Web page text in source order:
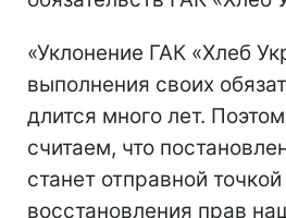
«Уклонение ГАК «Хлеб
выполнения своих
длится много лет.
считаем, что
станет отправной
восстановления прав